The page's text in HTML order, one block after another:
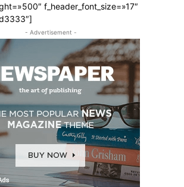
f_header_font_size=»17″
- Advertisement -